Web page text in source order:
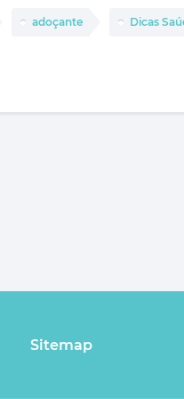
adoçante Dicas
Sitemap